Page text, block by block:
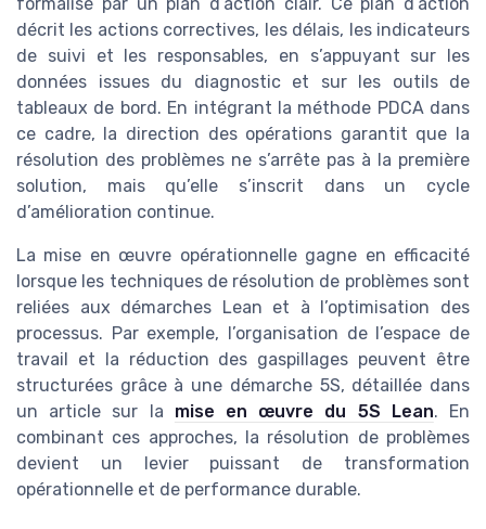
décrit les actions correctives, les délais, les indicateurs
de suivi et les responsables, en s’appuyant sur les
données issues du diagnostic et sur les outils de
tableaux de bord. En intégrant la méthode PDCA dans
ce cadre, la direction des opérations garantit que la
résolution des problèmes ne s’arrête pas à la première
solution, mais qu’elle s’inscrit dans un cycle
d’amélioration continue.
La mise en œuvre opérationnelle gagne en efficacité
lorsque les techniques de résolution de problèmes sont
reliées aux démarches Lean et à l’optimisation des
processus. Par exemple, l’organisation de l’espace de
travail et la réduction des gaspillages peuvent être
structurées grâce à une démarche 5S, détaillée dans
un article sur la mise en œuvre du 5S Lean. En
combinant ces approches, la résolution de problèmes
devient un levier puissant de transformation
opérationnelle et de performance durable.